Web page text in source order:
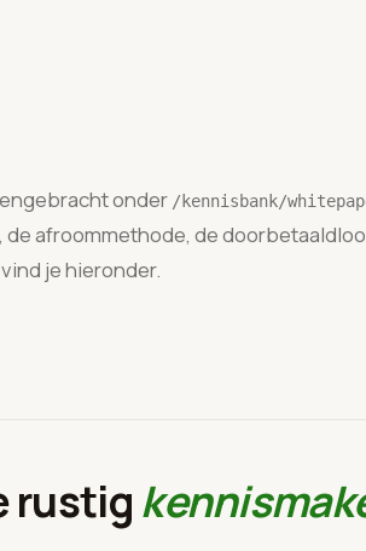
onder /kennisbank/
afroommethode, de
je hieronder.
rustig